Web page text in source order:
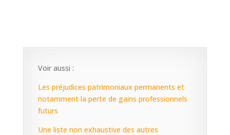
Voir aussi :
Les préjudices patrimoniaux permanents et
notamment la perte de gains professionnels
futurs
Une liste non exhaustive des autres